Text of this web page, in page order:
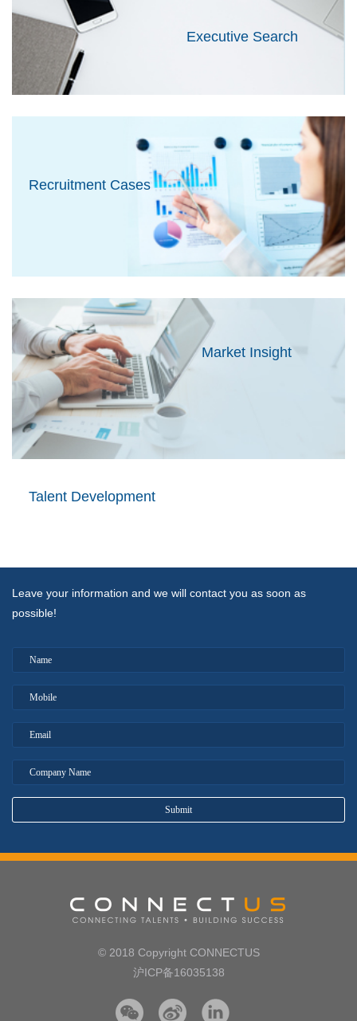
Executive Search
Recruitment Cases
Market Insight
Talent Development
Leave your information and we will contact you as soon as
possible!
© 2018 Copyright CONNECTUS
沪ICP备16035138